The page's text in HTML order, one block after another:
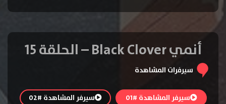
أنمي Black Clover – الحلقة 15
سيرفرات المشاهدة
سيرفر المشاهدة #01 سيرفر المشاهدة #02